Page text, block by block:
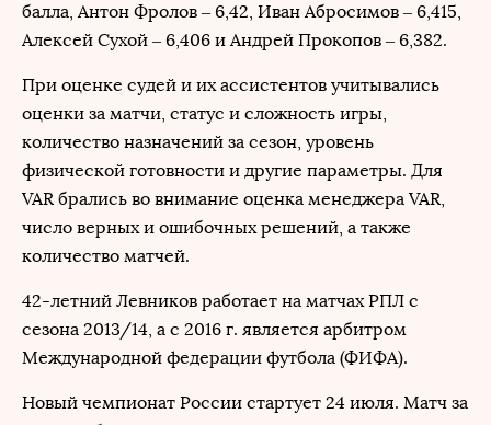
балла, Антон Фролов – 6,42, Иван Абросимов – 6,415,
Алексей Сухой – 6,406 и Андрей Прокопов – 6,382.
При оценке судей и их ассистентов учитывались
оценки за матчи, статус и сложность игры,
количество назначений за сезон, уровень
физической готовности и другие параметры. Для
VAR брались во внимание оценка менеджера VAR,
число верных и ошибочных решений, а также
количество матчей.
42-летний Левников работает на матчах РПЛ с
сезона 2013/14, а с 2016 г. является арбитром
Международной федерации футбола (ФИФА).
Новый чемпионат России стартует 24 июля. Матч за